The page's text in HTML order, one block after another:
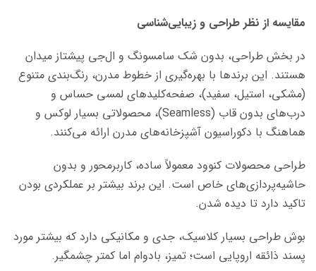
مقایسه از نظر طراحی و زیبایی‌شناسی
در بخش طراحی، بدون شک سامسونگ و ال‌جی پیشتاز میدان
هستند. این برندها با بهره‌گیری از خطوط مدرن، رنگ‌بندی متنوع
(مشکی، استیل، سفید)، صفحه‌کلیدهای لمسی حساس و
درب‌های بدون قاب (Seamless)، محصولاتی بسیار لوکس و
هماهنگ با دکوراسیون آشپزخانه‌های مدرن ارائه می‌کنند.
طراحی محصولات کنوود معمولاً ساده، کاربرمحور و بدون
حاشیه‌پردازی‌های خاص است. این برند بیشتر بر عملکردی بودن
تاکید دارد تا دیده شدن.
بوش طراحی بسیار کلاسیک، جدی و مکانیکی دارد که بیشتر مورد
پسند ذائقه اروپایی است؛ تمیز، بادوام اما کمتر چشمگیر.